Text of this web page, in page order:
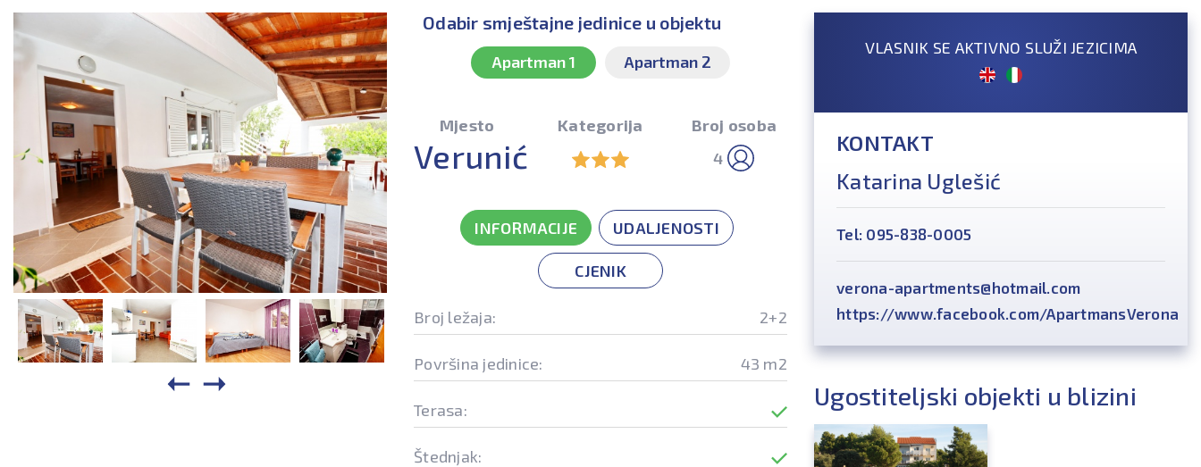
Odabir smještajne jedinice u objektu
Apartman 1 Apartman 2
Mjesto
Verunić
Kategorija
Broj osoba
4
INFORMACIJE UDALJENOSTI
CJENIK
Broj ležaja: 2+2
Površina jedinice: 43 m2
Terasa:
Štednjak:
VLASNIK SE AKTIVNO SLUŽI JEZICIMA
KONTAKT
Katarina Uglešić
Tel: 095-838-0005
verona-apartments@hotmail.com
https://www.facebook.com/ApartmansVerona
Ugostiteljski objekti u blizini